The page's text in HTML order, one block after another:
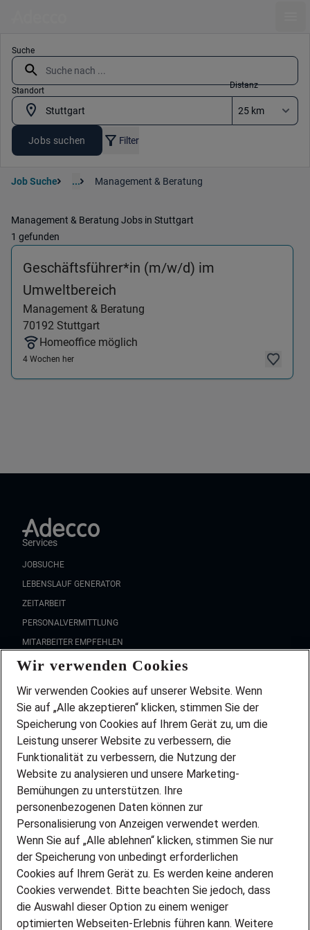
Suche
Standort
Distanz
Jobs suchen Filter
Job Suche ... Management & Beratung
Management & Beratung Jobs in Stuttgart
1 gefunden
Geschäftsführer*in (m/w/d) im
Umweltbereich
Management & Beratung
70192 Stuttgart
Homeoffice möglich
4 Wochen her
Services
JOBSUCHE
LEBENSLAUF GENERATOR
ZEITARBEIT
PERSONALVERMITTLUNG
MITARBEITER EMPFEHLEN
FAQ
Wir stellen ein!
DEINE BERUFSGRUPPE
DEINE LEBENSSITUATION
PARTNERSHIP WITH AIRBUS
INITIATIV BEWERBEN
ÜBER UNS
STANDORTE
BLOG
PRESSE
KONTAKT
Wir verwenden Cookies
Wir verwenden Cookies auf unserer Website. Wenn
Sie auf „Alle akzeptieren“ klicken, stimmen Sie der
Speicherung von Cookies auf Ihrem Gerät zu, um die
Leistung unserer Website zu verbessern, die
Funktionalität zu verbessern, die Nutzung der
Website zu analysieren und unsere Marketing-
Bemühungen zu unterstützen. Ihre
personenbezogenen Daten können zur
Personalisierung von Anzeigen verwendet werden.
Wenn Sie auf „Alle ablehnen“ klicken, stimmen Sie nur
der Speicherung von unbedingt erforderlichen
Cookies auf Ihrem Gerät zu. Es werden keine anderen
Cookies verwendet. Bitte beachten Sie jedoch, dass
die Auswahl dieser Option zu einem weniger
optimierten Webseiten-Erlebnis führen kann. Weitere